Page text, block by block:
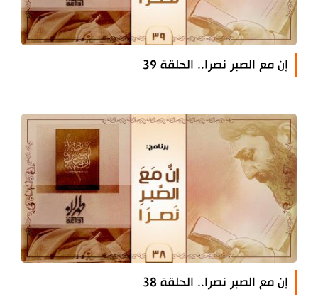
إن مع الصبر نصرا.. الحلقة 39
إن مع الصبر نصرا.. الحلقة 38